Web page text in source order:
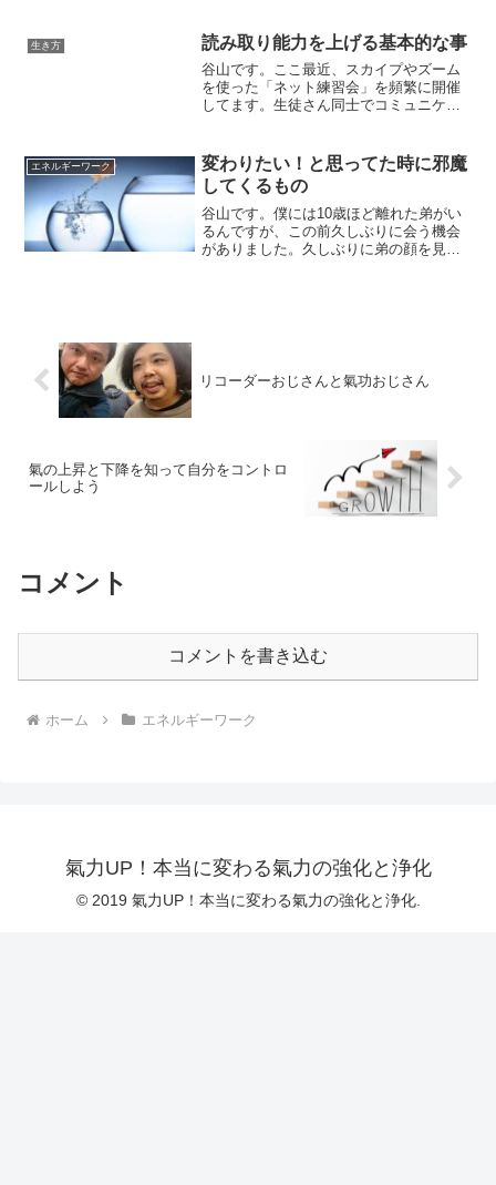
んな感じで頭を悩ませる事が結構ありま
す。「夕飯は（そば）か（...
生き方 読み取り能力を上げる基本的な事
谷山です。ここ最近、スカイプやズーム
を使った「ネット練習会」を頻繁に開催
してます。生徒さん同士でコミュニケー
得てもらったり、シンプルに能力向上し
てもらうのが目的です。そ...
エネルギーワーク
変わりたい！と思ってた時に邪魔
してくるもの
谷山です。僕には10歳ほど離れた弟がい
るんですが、この前久しぶりに会う機会
がありました。久しぶりに弟の顔を見た
リコーダーおじさんと氣功おじさん
氣の上昇と下降を知って自分をコントロ
ールしよう
コメント
コメントを書き込む
ホーム エネルギーワーク
氣力UP！本当に変わる氣力の強化と浄化
© 2019 氣力UP！本当に変わる氣力の強化と浄化.